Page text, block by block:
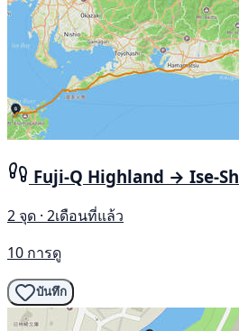
Fuji-Q Highland → Ise-
2 จุด · 2เดือนที่แล้ว
10 การดู
บันทึก